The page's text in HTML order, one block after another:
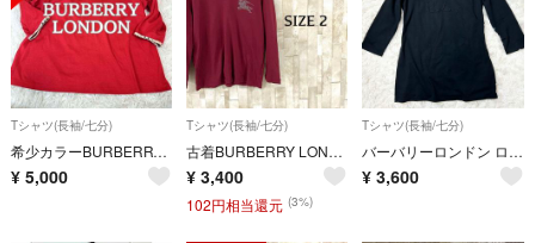
Tシャツ(長袖/七分)
希少カラーBURBERRY LONDON Redノバチェック ヴィンテージ七分丈
¥ 5,000
Tシャツ(長袖/七分)
古着BURBERRY LONDON 長袖 Tシャツ ビッグロゴ 日本製
¥ 3,400
102円相当還元 (3%)
Tシャツ(長袖/七分)
バーバリーロンドン ロンT カットソー 長袖 ロゴ 筆記体 ブラック M
¥ 3,600